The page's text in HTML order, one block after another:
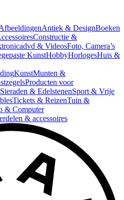
Antiek & DesignBoeken
Constructie &
dvd & VideosFoto, Camera’s
KunstHobbyHorlogesHuis &
KunstMunten &
Producten voor
Sieraden & EdelstenenSport & Vrije
Tickets & ReizenTuin &
& Computer
& accessoires